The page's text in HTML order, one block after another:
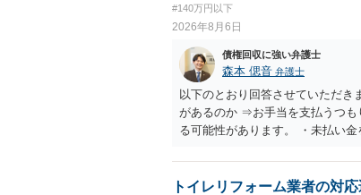
#140万円以下
2026年8月6日
債権回収に強い弁護士
森本 偲音 弁護士
以下のとおり回答させていただ
があるのか ⇒お手当を支払うつも
る可能性があります。 ・未払い
であるため、公序良俗に反する
い可能性が高いです。 ・相手の
トイレリフォーム業者の対